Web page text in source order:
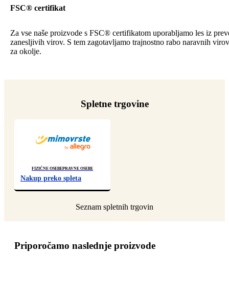
FSC® certifikat
Za vse naše proizvode s FSC® certifikatom uporabljamo les iz
zanesljivih virov. S tem zagotavljamo trajnostno rabo naravnih
za okolje.
Spletne trgovine
Fizične osebePravne osebe
Nakup preko spleta
Priporočamo naslednje proizvode